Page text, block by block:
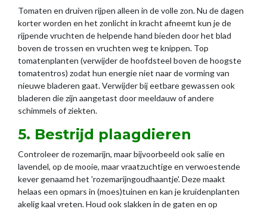
Tomaten en druiven rijpen alleen in de volle zon. Nu de dagen
korter worden en het zonlicht in kracht afneemt kun je de
rijpende vruchten de helpende hand bieden door het blad
boven de trossen en vruchten weg te knippen. Top
tomatenplanten (verwijder de hoofdsteel boven de hoogste
tomatentros) zodat hun energie niet naar de vorming van
nieuwe bladeren gaat. Verwijder bij eetbare gewassen ook
bladeren die zijn aangetast door meeldauw of andere
schimmels of ziekten.
5. Bestrijd plaagdieren
Controleer de rozemarijn, maar bijvoorbeeld ook salie en
lavendel, op de mooie, maar vraatzuchtige en verwoestende
kever genaamd het 'rozemarijngoudhaantje'. Deze maakt
helaas een opmars in (moes)tuinen en kan je kruidenplanten
akelig kaal vreten. Houd ook slakken in de gaten en op